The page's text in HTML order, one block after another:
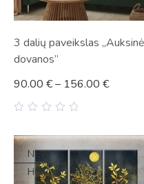
3 dalių paveikslas
dovanos”
of
90.00 €– 156.00 €
NEW
HOT